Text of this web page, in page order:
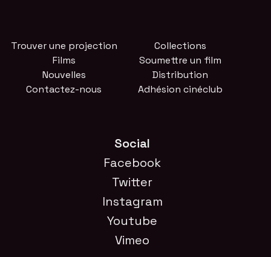
Trouver une projection
Films
Nouvelles
Contactez-nous
Collections
Soumettre un film
Distribution
Adhésion cinéclub
Social
Facebook
Twitter
Instagram
Youtube
Vimeo